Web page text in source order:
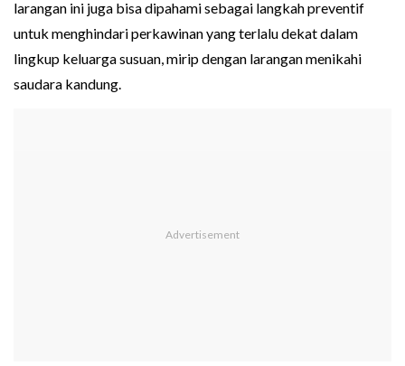
larangan ini juga bisa dipahami sebagai langkah preventif
untuk menghindari perkawinan yang terlalu dekat dalam
lingkup keluarga susuan, mirip dengan larangan menikahi
saudara kandung.